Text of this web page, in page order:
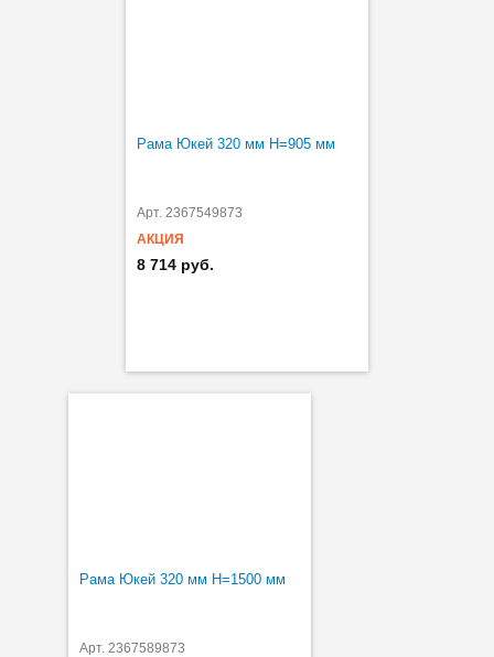
Рама Юкей 320 мм H=905 мм
Арт. 2367549873
АКЦИЯ
8 714 руб.
Рама Юкей 320 мм H=1500 мм
Арт. 2367589873